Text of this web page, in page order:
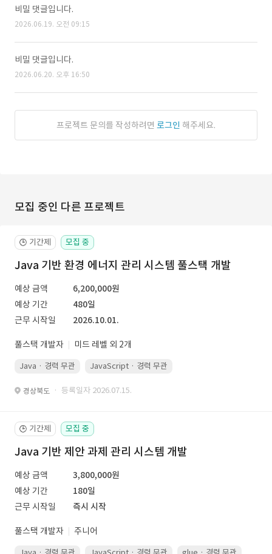
비밀 댓글입니다.
2026.06.19. 오전 09:15
비밀 댓글입니다.
2026.06.20. 오후 16:50
프로젝트 문의를 작성하려면 로그인 해주세요.
모집 중인 다른 프로젝트
🕒 기간제 모집 중
Java 기반 환경 에너지 관리 시스템 풀스택 개발
예상 금액
6,200,000원
예상 기간
480일
근무 시작일
2026.10.01.
풀스택 개발자 미드 레벨 외 2개
Java · 경력 무관 JavaScript · 경력 무관
경상북도 · 등록일자 2026.07.15.
🕒 기간제 모집 중
Java 기반 제안 과제 관리 시스템 개발
예상 금액
3,800,000원
예상 기간
180일
근무 시작일
즉시 시작
풀스택 개발자 주니어